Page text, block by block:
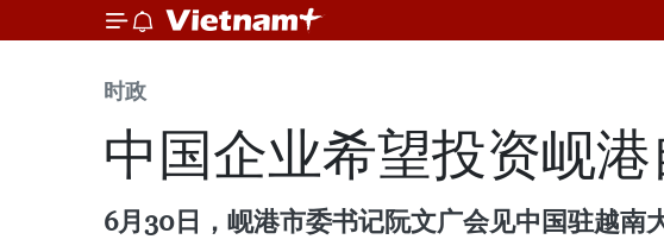
时政
中国企业希望投资岘
6月30日，岘港市委书记阮文广会见中国驻越南